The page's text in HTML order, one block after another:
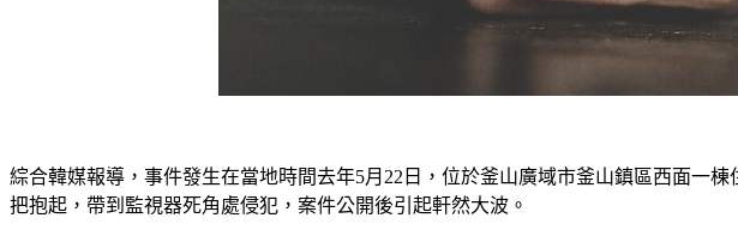
綜合韓媒報導，事件發生在當地時間去年5月22日，位於釜山廣域市釜山鎮區西面一
把抱起，帶到監視器死角處侵犯，案件公開後引起軒然大波。